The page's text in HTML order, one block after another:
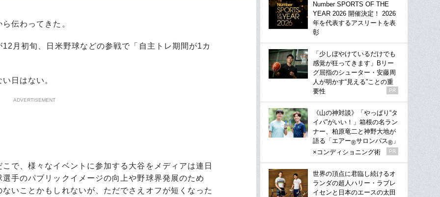
伝わってきた。
月初旬、日米野球などの参戦で「自主トレ期間が1カ
日はない。
ADVERTISEMENT
で、様々なイベントに参加する大谷をメディアは連日
手のパブリックイメージの向上や野球界発展のため
いことかもしれないが、ただでさえオフが短くなった
Number SPORTS OF THE
YEAR 2026 開催決定！ 2026
年を代表するアスリートを表
彰
「少しぼやけているだけでも
感覚が狂ってきます」Bリー
グ屈指のシューター・安藤周
人が明かす“見える”ことの重
要性
PR
《山の神対談》「やっぱり“タ
イパ”がいい！」箱根の名ラン
ナー、柏原竜二と神野大地が
語る「エアー®サロンパス® 」
×コンディショニング術
PR
世界の頂点に君臨し続けるオ
ランダの超人ハリー・ラブレ
イセンと日本のエースの太田